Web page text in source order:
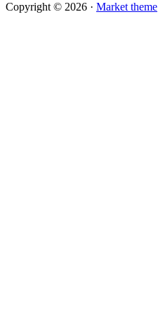
Copyright © 2026 · Market theme